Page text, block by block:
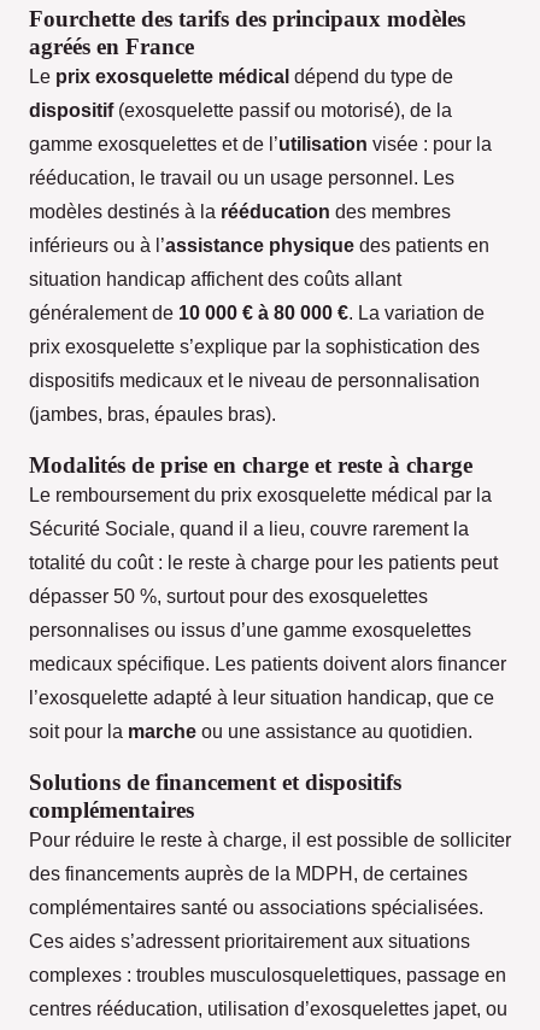
Fourchette des tarifs des principaux modèles
agréés en France
Le prix exosquelette médical dépend du type de
dispositif(exosquelette passif ou motorisé), de la
gamme exosquelettes et de l’utilisation visée : pour la
rééducation, le travail ou un usage personnel. Les
modèles destinés à la rééducation des membres
inférieurs ou à l’assistance physique des patients en
situation handicap affichent des coûts allant
généralement de 10 000 € à 80 000 €. La variation de
prix exosquelette s’explique par la sophistication des
dispositifs medicaux et le niveau de personnalisation
(jambes, bras, épaules bras).
Modalités de prise en charge et reste à charge
Le remboursement du prix exosquelette médical par la
Sécurité Sociale, quand il a lieu, couvre rarement la
totalité du coût : le reste à charge pour les patients peut
dépasser 50 %, surtout pour des exosquelettes
personnalises ou issus d’une gamme exosquelettes
medicaux spécifique. Les patients doivent alors financer
l’exosquelette adapté à leur situation handicap, que ce
soit pour la marche ou une assistance au quotidien.
Solutions de financement et dispositifs
complémentaires
Pour réduire le reste à charge, il est possible de solliciter
des financements auprès de la MDPH, de certaines
complémentaires santé ou associations spécialisées.
Ces aides s’adressent prioritairement aux situations
complexes : troubles musculosquelettiques, passage en
centres rééducation, utilisation d’exosquelettes japet, ou